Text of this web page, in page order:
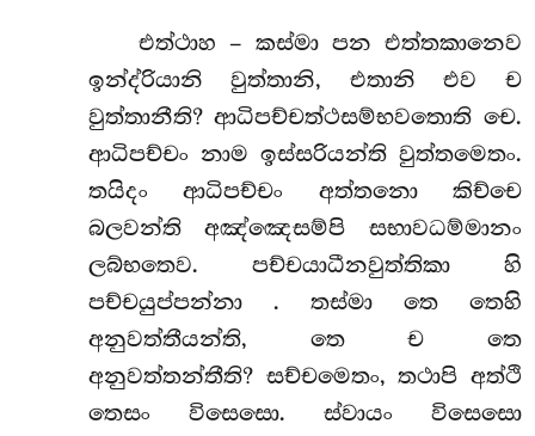
එත්ථාහ – කස්මා පන එත්තකානෙව
ඉන්ද්රියානි වුත්තානි, එතානි එව ච
වුත්තානීති? ආධිපච්චත්ථසම්භවතොති චෙ.
ආධිපච්චං නාම ඉස්සරියන්ති වුත්තමෙතං.
තයිදං ආධිපච්චං අත්තනො කිච්චෙ
බලවන්ති අඤ්ඤෙසම්පි සභාවධම්මානං
ලබ්භතෙව. පච්චයාධීනවුත්තිකා හි
පච්චයුප්පන්නා . තස්මා තෙ තෙහි
අනුවත්තීයන්ති, තෙ ච තෙ
අනුවත්තන්තීති? සච්චමෙතං, තථාපි අත්ථි
තෙසං විසෙසො. ස්වායං විසෙසො